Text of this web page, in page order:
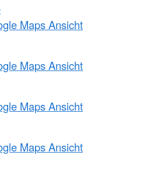
Maps Ansicht
Maps Ansicht
Maps Ansicht
Maps Ansicht